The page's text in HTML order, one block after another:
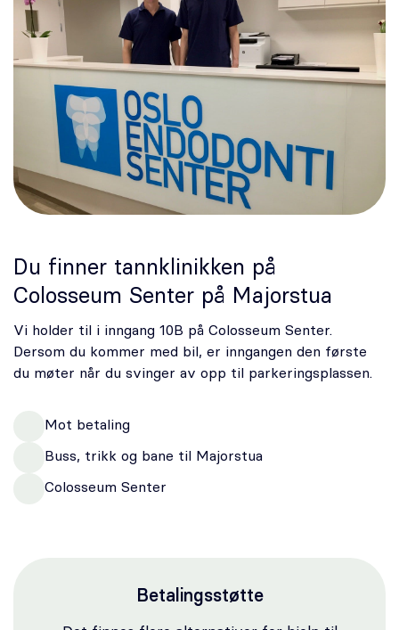
Du finner tannklinikken på
Colosseum Senter på Majorstua
Vi holder til i inngang 10B på Colosseum Senter.
Dersom du kommer med bil, er inngangen den første
du møter når du svinger av opp til parkeringsplassen.
Mot betaling
Buss, trikk og bane til Majorstua
Colosseum Senter
Betalingsstøtte